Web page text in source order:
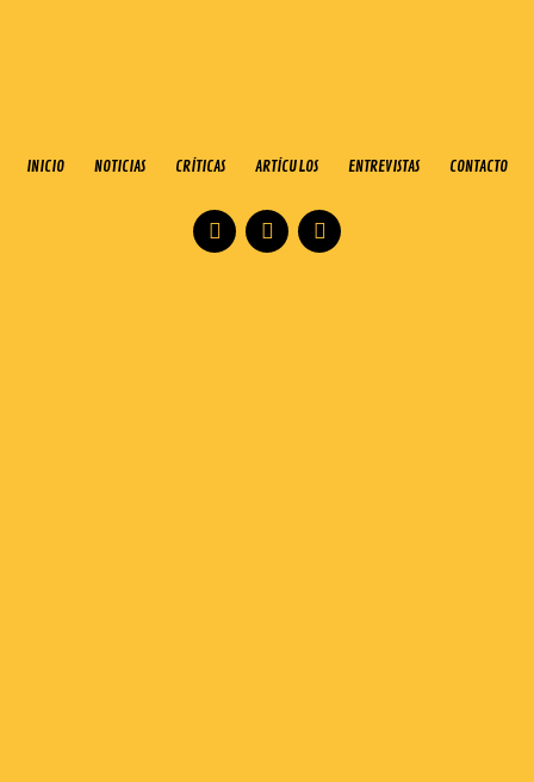
INICIO NOTICIAS CRÍTICAS ARTÍCULOS ENTREVISTAS CONTACTO